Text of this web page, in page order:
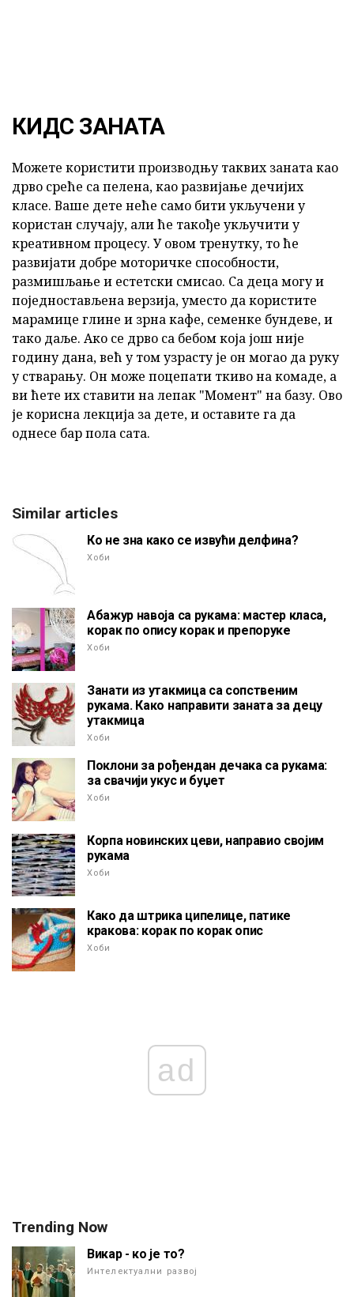
КИДС ЗАНАТА
Можете користити производњу таквих заната као
дрво среће са пелена, као развијање дечијих
класе. Ваше дете неће само бити укључени у
користан случају, али ће такође укључити у
креативном процесу. У овом тренутку, то ће
развијати добре моторичке способности,
размишљање и естетски смисао. Са деца могу и
поједностављена верзија, уместо да користите
марамице глине и зрна кафе, семенке бундеве, и
тако даље. Ако се дрво са бебом која још није
годину дана, већ у том узрасту је он могао да руку
у стварању. Он може поцепати ткиво на комаде, а
ви ћете их ставити на лепак "Момент" на базу. Ово
је корисна лекција за дете, и оставите га да
однесе бар пола сата.
Similar articles
Ко не зна како се извући делфина?
Хоби
Абажур навоја са рукама: мастер класа,
корак по опису корак и препоруке
Хоби
Занати из утакмица са сопственим
рукама. Како направити заната за децу
утакмица
Хоби
Поклони за рођендан дечака са рукама:
за свачији укус и буџет
Хоби
Корпа новинских цеви, направио својим
рукама
Хоби
Како да штрика ципелице, патике
кракова: корак по корак опис
Хоби
ad
Trending Now
Викар - ко је то?
Интелектуални развој